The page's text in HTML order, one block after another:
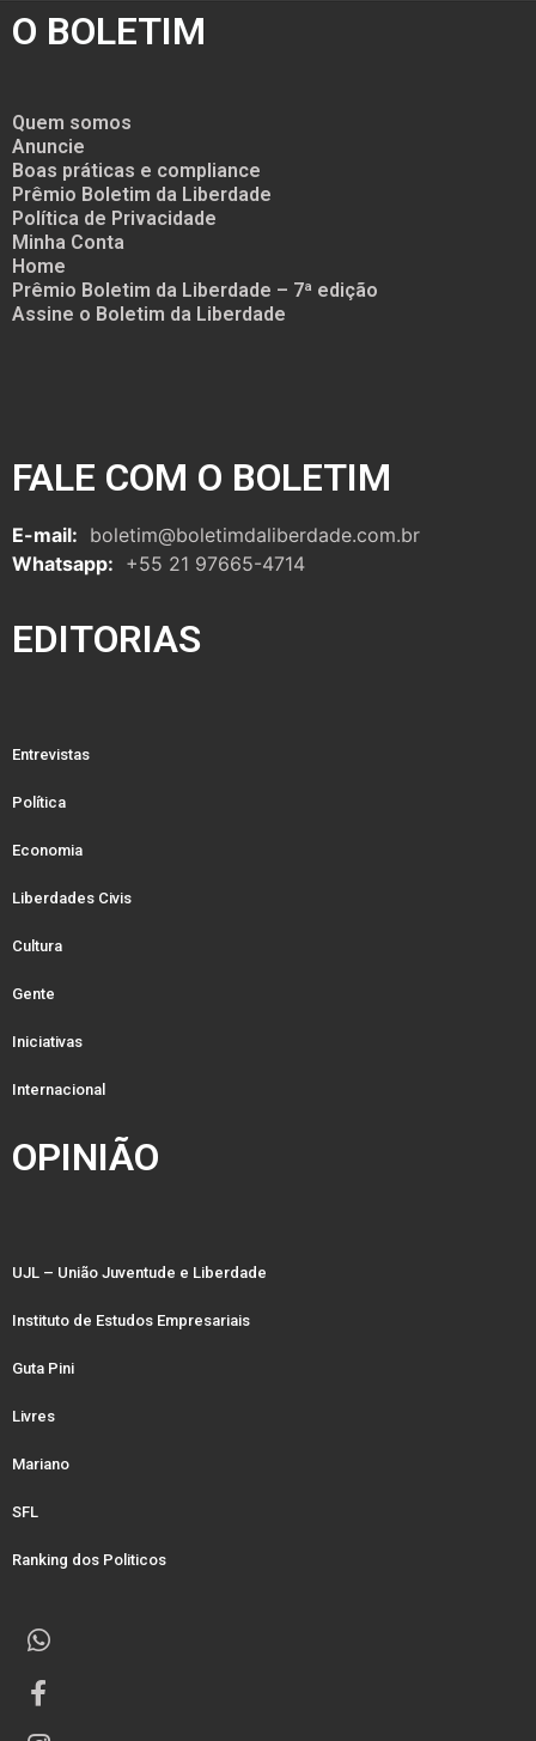
O BOLETIM
Quem somos
Anuncie
Boas práticas e compliance
Prêmio Boletim da Liberdade
Política de Privacidade
Minha Conta
Home
Prêmio Boletim da Liberdade – 7ª edição
Assine o Boletim da Liberdade
FALE COM O BOLETIM
E-mail: boletim@boletimdaliberdade.com.br
Whatsapp: +55 21 97665-4714
EDITORIAS
Entrevistas
Política
Economia
Liberdades Civis
Cultura
Gente
Iniciativas
Internacional
OPINIÃO
UJL – União Juventude e Liberdade
Instituto de Estudos Empresariais
Guta Pini
Livres
Mariano
SFL
Ranking dos Politicos